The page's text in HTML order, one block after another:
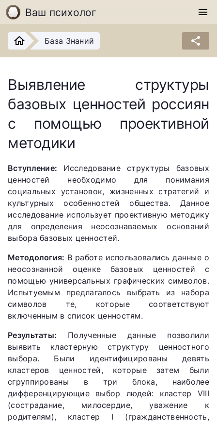
Ваш психолог menu
База Знаний share
Выявление структуры
базовых ценностей россиян
с помощью проективной
методики
Вступление: Исследование структуры базовых
ценностей необходимо для понимания
социальных установок, жизненных стратегий и
культурных особенностей общества. Данное
исследование использует проективную методику
для определения неосознаваемых оснований
выбора базовых ценностей.
Методология: В работе использовались данные о
неосознанной оценке базовых ценностей с
помощью универсальных графических символов.
Испытуемым предлагалось выбрать из набора
символов те, которые соответствуют
включенным в список ценностям.
Результаты: Полученные данные позволили
выявить кластерную структуру ценностного
выбора. Были идентифицированы девять
кластеров ценностей, которые затем были
сгруппированы в три блока, наиболее
дифференцирующие выбор людей: кластер VIII
(сострадание, милосердие, уважение к
родителям), кластер I (гражданственность,